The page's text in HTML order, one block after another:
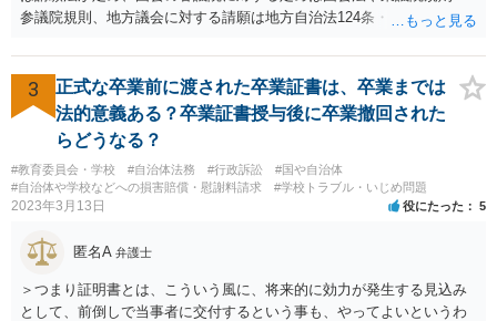
ば免許停止や取消（強制返納）になる」のはそういうことです。 たま
たま（あなたにとって）いい警察官にあたったことをきっかけに、む
で右折進行したけど、自分は右折進行を思いとどまった」と交通ルー
ルを遵守するドライバーになってほしいと期待しています。
参議院規則、地方議会に対する請願は地方自治法124条・125条が定め
スムースかと思います。
3
正式な卒業前に渡された卒業証書は、卒業までは
法的意義ある？卒業証書授与後に卒業撤回された
らどうなる？
#教育委員会・学校 #自治体法務 #行政訴訟
#国や自治体
#自治体や学校などへの損害賠償・慰謝料請求
#学校トラブル・いじめ問題
2023年3月13日 役にたった 5
匿名A 弁護士
＞つまり証明書とは、こういう風に、将来的に効力が発生する見込み
として、前倒しで当事者に交付するという事も、やってよいというわ